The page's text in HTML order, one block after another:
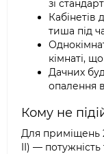
зі
тиша під
кімнаті,
Дачних
опалення
Кому не
Для приміщень
II) —